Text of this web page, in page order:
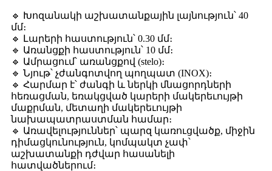
🔹 Խոզանակի աշխատանքային լայնություն՝ 40
մմ։
🔹 Լարերի հաստություն՝ 0.30 մմ։
🔹 Առանցքի հաստություն՝ 10 մմ։
🔹 Ամրացում՝ առանցքով (stelo)։
🔹 Նյութ՝ չժանգոտվող պողպատ (INOX)։
🔹 Հարմար է՝ ժանգի և ներկի մնացորդների
հեռացման, եռակցված կարերի մակերեւույթի
մաքրման, մետաղի մակերեւույթի
նախապատրաստման համար։
🔹 Առավելություններ՝ պարզ կառուցվածք, միջին
դիմացկունություն, կոմպակտ չափ՝
աշխատանքի դժվար հասանելի
հատվածներում։